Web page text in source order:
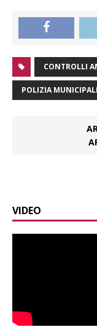
CONTROLLI
POLIZIA
VIDEO